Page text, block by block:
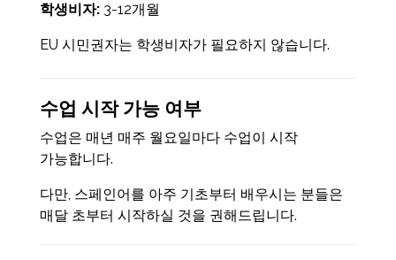
학생비자:3-12개월
EU 시민권자는 학생비자가 필요하지 않습니다.
수업 시작 가능 여부
수업은 매년 매주 월요일마다 수업이 시작
가능합니다.
다만, 스페인어를 아주 기초부터 배우시는 분들은
매달 초부터 시작하실 것을 권해드립니다.